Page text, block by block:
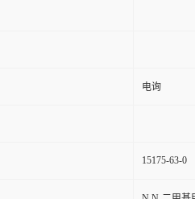
电询
15175-63-0